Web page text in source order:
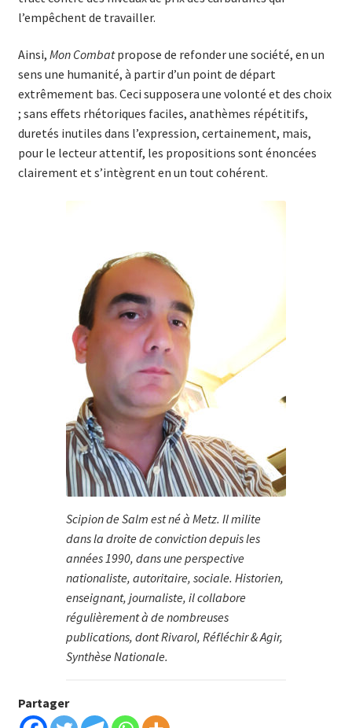
l’empêchent de travailler.
Ainsi, Mon Combatpropose de refonder une société, en un
sens une humanité, à partir d’un point de départ
extrêmement bas. Ceci supposera une volonté et des choix
; sans effets rhétoriques faciles, anathèmes répétitifs,
duretés inutiles dans l’expression, certainement, mais,
pour le lecteur attentif, les propositions sont énoncées
clairement et s’intègrent en un tout cohérent.
Scipion de Salm est né à Metz. Il milite
dans la droite de conviction depuis les
années 1990, dans une perspective
nationaliste, autoritaire, sociale. Historien,
enseignant, journaliste, il collabore
régulièrement à de nombreuses
publications, dont Rivarol, Réfléchir & Agir,
Synthèse Nationale.
Partager